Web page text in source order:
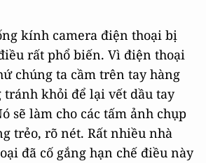
kính camera điện thoại bị
rất phổ biến. Vì điện thoại
chúng ta cầm trên tay hàng
tránh khỏi để lại vết dầu tay
sẽ làm cho các tấm ảnh chụp
trẻo, rõ nét. Rất nhiều nhà
đã cố gắng hạn chế điều này